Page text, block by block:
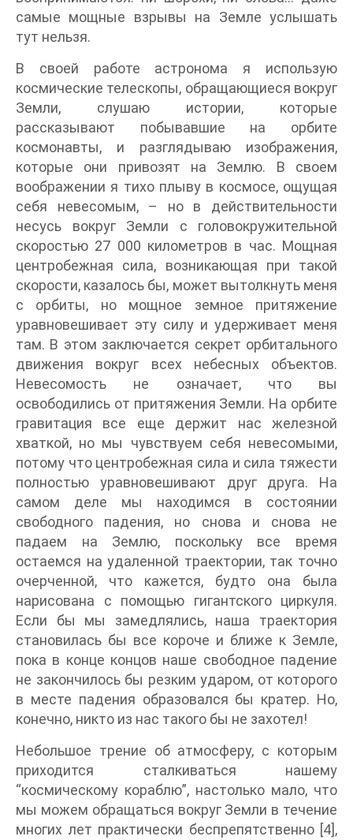
самые мощные взрывы на Земле услышать
тут нельзя.
В своей работе астронома я использую
космические телескопы, обращающиеся вокруг
Земли, слушаю истории, которые
рассказывают побывавшие на орбите
космонавты, и разглядываю изображения,
которые они привозят на Землю. В своем
воображении я тихо плыву в космосе, ощущая
себя невесомым, – но в действительности
несусь вокруг Земли с головокружительной
скоростью 27 000 километров в час. Мощная
центробежная сила, возникающая при такой
скорости, казалось бы, может вытолкнуть меня
с орбиты, но мощное земное притяжение
уравновешивает эту силу и удерживает меня
там. В этом заключается секрет орбитального
движения вокруг всех небесных объектов.
Невесомость не означает, что вы
освободились от притяжения Земли. На орбите
гравитация все еще держит нас железной
хваткой, но мы чувствуем себя невесомыми,
потому что центробежная сила и сила тяжести
полностью уравновешивают друг друга. На
самом деле мы находимся в состоянии
свободного падения, но снова и снова не
падаем на Землю, поскольку все время
остаемся на удаленной траектории, так точно
очерченной, что кажется, будто она была
нарисована с помощью гигантского циркуля.
Если бы мы замедлялись, наша траектория
становилась бы все короче и ближе к Земле,
пока в конце концов наше свободное падение
не закончилось бы резким ударом, от которого
в месте падения образовался бы кратер. Но,
конечно, никто из нас такого бы не захотел!
Небольшое трение об атмосферу, с которым
приходится сталкиваться нашему
“космическому кораблю”, настолько мало, что
мы можем обращаться вокруг Земли в течение
многих лет практически беспрепятственно [4],